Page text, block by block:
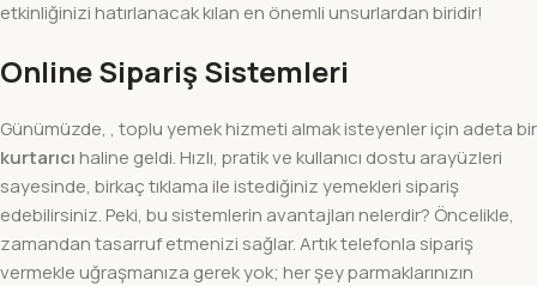
etkinliğinizi hatırlanacak kılan en önemli unsurlardan biridir!
Online Sipariş Sistemleri
Günümüzde, , toplu yemek hizmeti almak isteyenler için adeta bir
kurtarıcı haline geldi. Hızlı, pratik ve kullanıcı dostu arayüzleri
sayesinde, birkaç tıklama ile istediğiniz yemekleri sipariş
edebilirsiniz. Peki, bu sistemlerin avantajları nelerdir? Öncelikle,
zamandan tasarruf etmenizi sağlar. Artık telefonla sipariş
vermekle uğraşmanıza gerek yok; her şey parmaklarınızın